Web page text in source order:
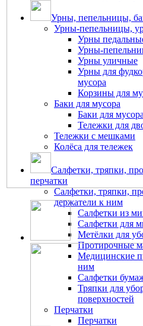
Урны, пепельницы,
Урны-пепельницы,
Урны
Урны-
Урны уличные
Урны для
мусора
Корзины для
Баки для мусора
Баки для мусора
Тележки для
Тележки с мешками
Колёса для тележек
Салфетки, тряпки,
перчатки
Салфетки, тряпки,
держатели к ним
Салфетки из
Салфетки для
Метёлки для
Протирочные
Медицинские
ним
Салфетки
Тряпки для
поверхностей
Перчатки
Перчатки